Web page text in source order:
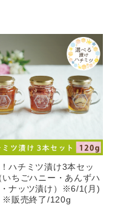
ハチミツ漬け3本セッ
いちごハニー・あんずハ
ナッツ漬け）※6/1(月)
※販売終了/120g